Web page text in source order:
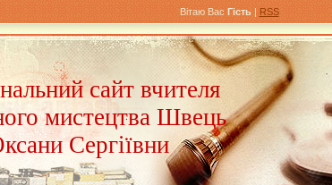
Вітаю Вас Гість| RSS
сайт вчителя
мистецтва Швець
Сергіївни